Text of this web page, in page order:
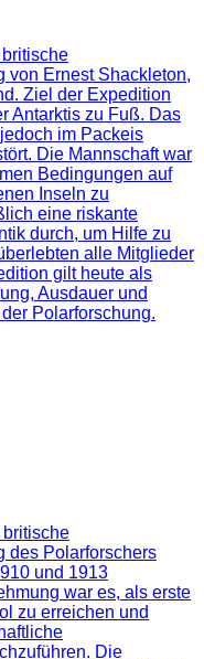
von Ernest Shackleton,
Ziel der Expedition
Antarktis zu Fuß. Das
im Packeis
Die Mannschaft war
Bedingungen auf
Inseln zu
eine riskante
durch, um Hilfe zu
alle Mitglieder
gilt heute als
Ausdauer und
Polarforschung.
des Polarforschers
und 1913
war es, als erste
zu erreichen und
Die